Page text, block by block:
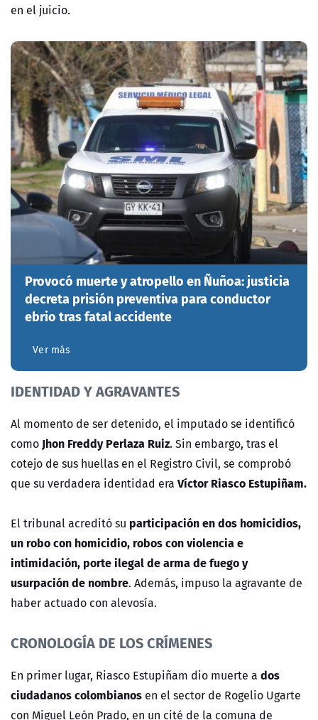
en el juicio.
Provocó muerte y atropello en Ñuñoa: justicia
decreta prisión preventiva para conductor
ebrio tras fatal accidente
Ver más
IDENTIDAD Y AGRAVANTES
Al momento de ser detenido, el imputado se identificó
comoJhon Freddy Perlaza Ruiz. Sin embargo, tras el
cotejo de sus huellas en el Registro Civil, se comprobó
que su verdadera identidad era Víctor Riasco Estupiñam.
El tribunal acreditó su participación en dos homicidios,
un robo con homicidio, robos con violencia e
intimidación, porte ilegal de arma de fuego y
usurpación de nombre. Además, impuso la agravante de
haber actuado con alevosía.
CRONOLOGÍA DE LOS CRÍMENES
En primer lugar, Riasco Estupiñam dio muerte a dos
ciudadanos colombianos en el sector de Rogelio Ugarte
con Miguel León Prado, en un cité de la comuna de